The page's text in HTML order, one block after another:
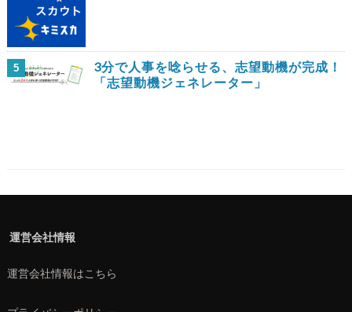
5
3分で人事を唸らせる、志望動機が完成！
「志望動機ジェネレーター」
運営会社情報
運営会社情報はこちら